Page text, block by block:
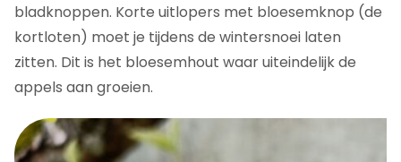
bladknoppen. Korte uitlopers met bloesemknop (de
kortloten) moet je tijdens de wintersnoei laten
zitten. Dit is het bloesemhout waar uiteindelijk de
appels aan groeien.